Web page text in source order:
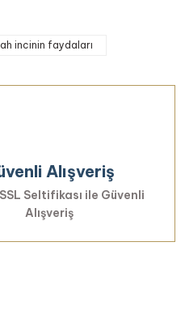
incinin faydaları
Alışveriş
Seltifikası ile Güvenli
Alışveriş